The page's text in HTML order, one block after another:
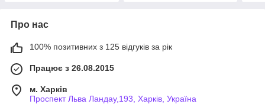
Про нас
100% позитивних з 125 відгуків за рік
Працює з 26.08.2015
м. Харків
Проспект Льва Ландау,193, Харків, Україна